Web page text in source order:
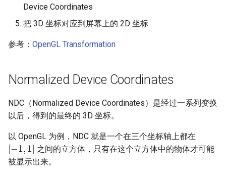
香菇炒青菜
西红柿炒鸡蛋
高速串行通信
华为芯片
主板
NAND Flash
NVIDIA DOCA-OFED 安装
Device Coordinates
把 3D 坐标对应到屏幕上的 2D 坐标
参考： OpenGL Transformation
Normalized Device Coordinates
NDC（Normalized Device Coordinates）是经过一系列变换
以后，得到的最终的 3D 坐标。
以 OpenGL 为例，NDC 就是一个在三个坐标轴上都在
[−1,1]
之间的立方体，只有在这个立方体中的物体才可能
被显示出来。